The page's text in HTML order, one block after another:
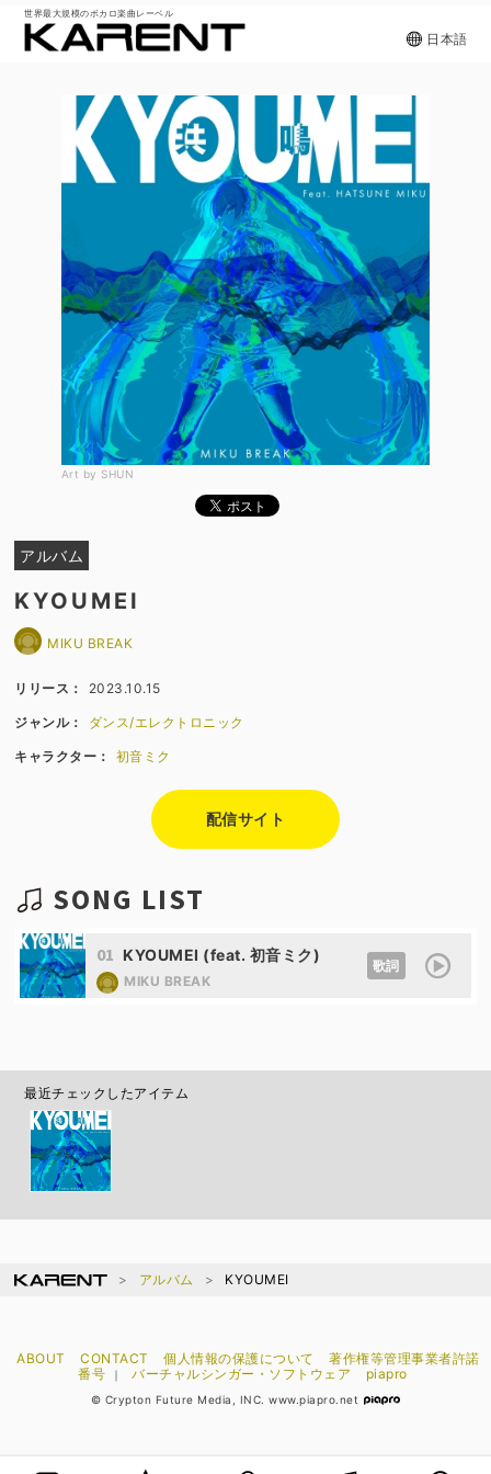
世界最大規模のボカロ楽曲レーベル
日本語
Art by SHUN
アルバム
KYOUMEI
MIKU BREAK
リリース： 2023.10.15
ジャンル： ダンス/エレクトロニック
キャラクター： 初音ミク
配信サイト
SONG LIST
01 KYOUMEI (feat. 初音ミク)
MIKU BREAK
歌詞
最近チェックしたアイテム
アルバム KYOUMEI
ABOUT CONTACT 個人情報の保護について
著作権等管理事業者許諾
番号
｜ バーチャルシンガー・ソフトウェア piapro
© Crypton Future Media, INC. www.piapro.net